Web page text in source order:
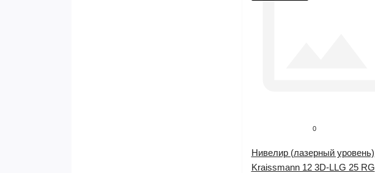
0
Нивелир (лазерный уровень)
Kraissmann 12 3D-LLG 25 RG